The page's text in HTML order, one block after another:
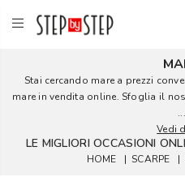
Stai cercando mare a prezzi
mare in vendita online. Sfoglia il
...
Vedi
LE MIGLIORI OCCASIONI
HOME | SCARPE |